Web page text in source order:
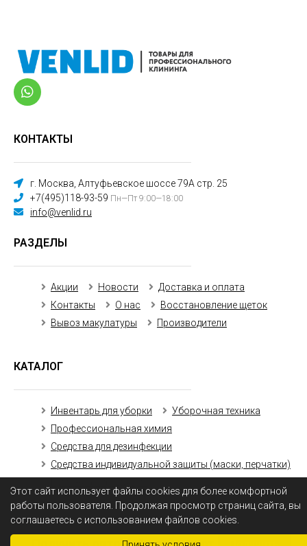
Этот сайт использует файлы cookies для более комфортной
работы пользователя. Продолжая просмотр страниц сайта, вы
соглашаетесь с использованием файлов cookies.
КОНТАКТЫ
г. Москва, Алтуфьевское шоссе 79А стр. 25
+7(495)118-93-59 Пн—Пт 9:00—18:00
info@venlid.ru
РАЗДЕЛЫ
Акции Новости
Доставка и оплата
Контакты
О нас
Восстановление щеток
Вывоз макулатуры
Производители
КАТАЛОГ
Инвентарь для уборки
Уборочная техника
Профессиональная химия
Средства для дезинфекции
Средства индивидуальной защиты (маски, перчатки)